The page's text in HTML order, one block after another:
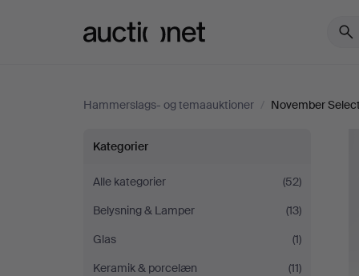
Hammerslags- og temaauktioner / November
November
Selected
Kategorier
Alle kategorier
(52)
Belysning & Lamper
(13)
Glas
(1)
Keramik & porcelæn
(11)